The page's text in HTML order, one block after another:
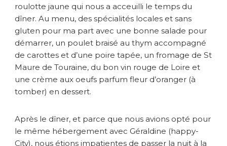
roulotte jaune qui nous a acceuilli le temps du
dîner. Au menu, des spécialités locales et sans
gluten pour ma part avec une bonne salade pour
démarrer, un poulet braisé au thym accompagné
de carottes et d’une poire tapée, un fromage de St
Maure de Touraine, du bon vin rouge de Loire et
une crème aux oeufs parfum fleur d’oranger (à
tomber) en dessert.
Après le dîner, et parce que nous avions opté pour
le même hébergement avec Géraldine (happy-
City), nous étions impatientes de passer la nuit à la